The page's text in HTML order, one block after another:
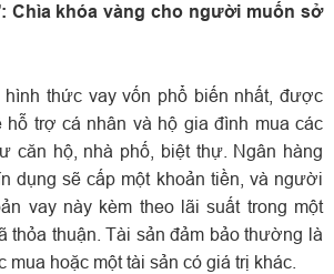
Chìa khóa vàng cho người muốn sở
thức vay vốn phổ biến nhất, được
hỗ trợ cá nhân và hộ gia đình mua các
căn hộ, nhà phố, biệt thự. Ngân hàng
dụng sẽ cấp một khoản tiền, và người
vay này kèm theo lãi suất trong một
thỏa thuận. Tài sản đảm bảo thường là
hoặc một tài sản có giá trị khác.